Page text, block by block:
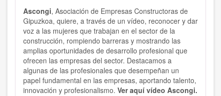
Ascongi, Asociación de Empresas Constructoras de
Gipuzkoa, quiere, a través de un vídeo, reconocer y dar
voz a las mujeres que trabajan en el sector de la
construcción, rompiendo barreras y mostrando las
amplias oportunidades de desarrollo profesional que
ofrecen las empresas del sector. Destacamos a
algunas de las profesionales que desempeñan un
papel fundamental en las empresas, aportando talento,
innovación y profesionalismo. Ver aquí vídeo Ascongi.